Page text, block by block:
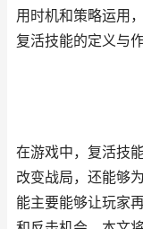
用时机和策略运用
复活技能的定义与
在游戏中，复活技
改变战局，还能够
能主要能够让玩家